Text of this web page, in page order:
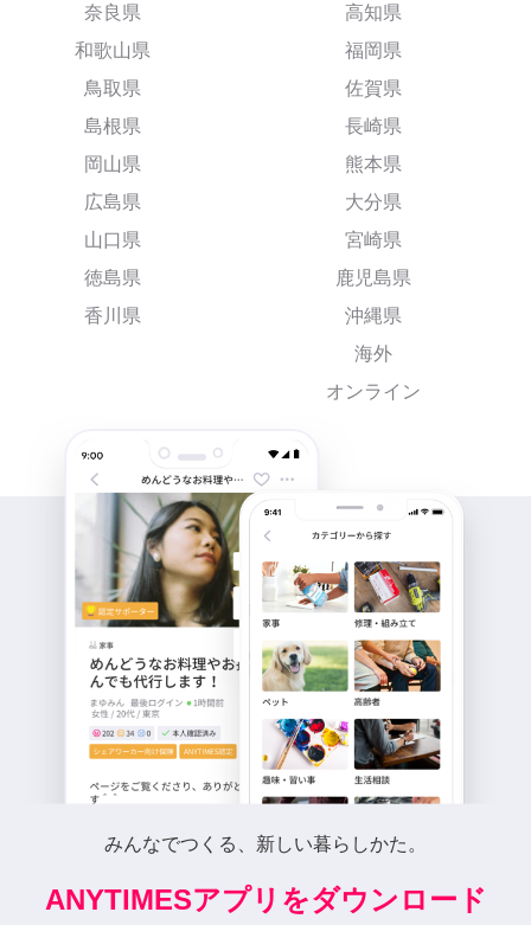
奈良県
和歌山県
鳥取県
島根県
岡山県
広島県
山口県
徳島県
香川県
高知県
福岡県
佐賀県
長崎県
熊本県
大分県
宮崎県
鹿児島県
沖縄県
海外
オンライン
みんなでつくる、新しい暮らしかた。
ANYTIMESアプリをダウンロード